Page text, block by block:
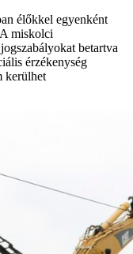
élőkkel egyenként
miskolci
betartva
érzékenység
kerülhet